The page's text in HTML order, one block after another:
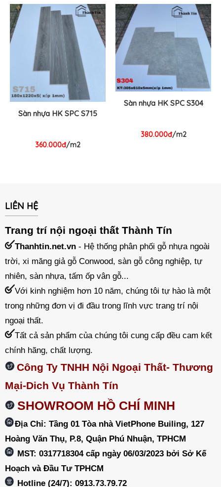
Sàn nhựa HK SPC S715
360.000đ/m2
Sàn nhựa HK SPC S304
380.000đ/m2
LIÊN HỆ
Trang trí nội ngoại thất Thành Tín
Thanhtin.net.vn - Hệ thống phân phối gỗ nhựa ngoài
trời, xi măng giả gỗ Conwood, sàn gỗ công nghiệp, tự
nhiên, sàn nhựa, tấm ốp vân gỗ...
Với kinh nghiệm hơn 10 năm, chúng tôi tự hào là một
trong những đơn vị đi đầu trong lĩnh vực trang trí nội
ngoại thất.
Tất cả sản phẩm của chúng tôi cung cấp đều cam kết
chính hãng, chất lượng.
Công Ty TNHH Nội Ngoại Thất- Thương
Mại-Dich Vụ Thành Tín
SHOWROOM HỒ CHÍ MINH
Địa Chỉ: Tầng 01 Tòa nhà VietPhone Builing, 127
Hoàng Văn Thụ, P.8, Quận Phú Nhuận, TPHCM
MST: 0317718304 cấp ngày 06/03/2023 bởi Sở Kế
Hoạch và Đầu Tư TPHCM
Hotline (24/7): 0913.73.79.72